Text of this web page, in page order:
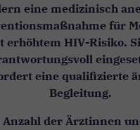
eine medizinisch
für
erhöhtem HIV-Risiko.
eine qualifizierte
Begleitung.
Anzahl der Ärztinnen